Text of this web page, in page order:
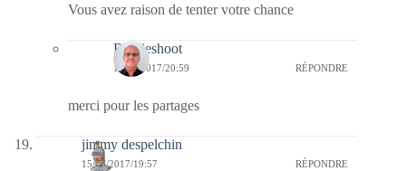
Vous avez raison de tenter votre chance
Bernieshoot
17/05/2017/20:59 RÉPONDRE
merci pour les partages
jimmy despelchin
15/05/2017/19:57 RÉPONDRE